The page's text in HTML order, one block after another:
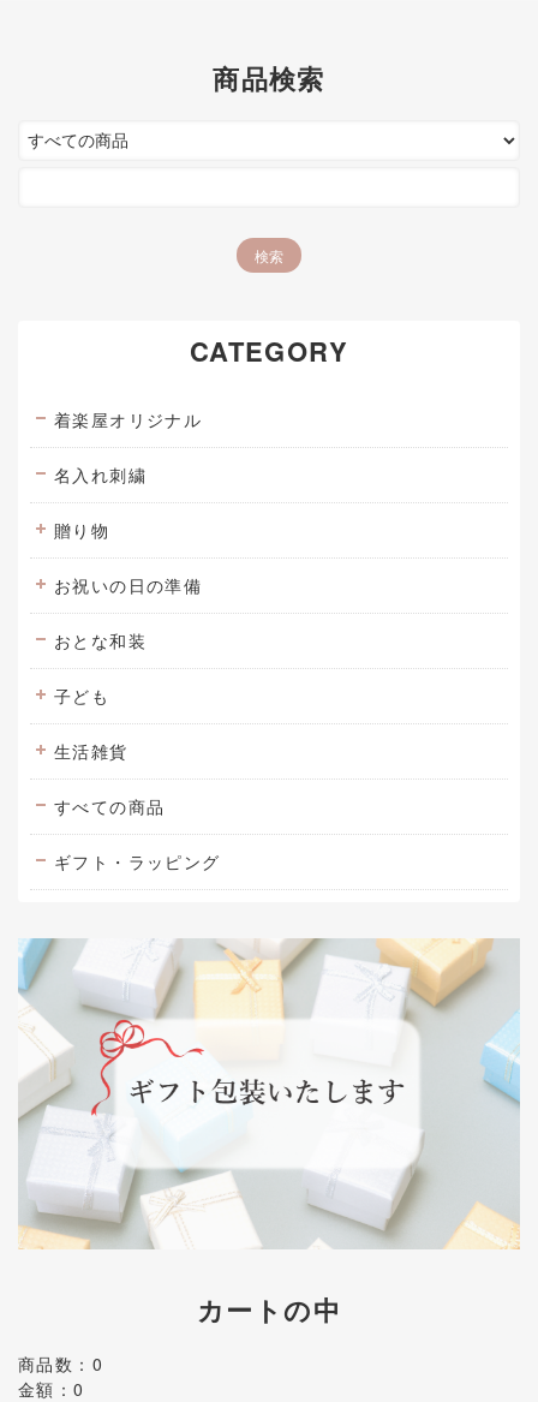
商品検索
CATEGORY
着楽屋オリジナル
名入れ刺繍
贈り物
お祝いの日の準備
おとな和装
子ども
生活雑貨
すべての商品
ギフト・ラッピング
カートの中
商品数：0
金額：0